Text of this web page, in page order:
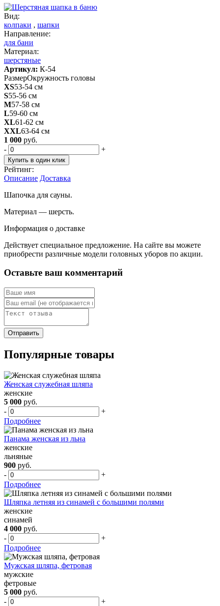
Вид:
колпаки , шапки
Направление:
для бани
Материал:
шерстяные
Артикул: К-54
РазмерОкружность головы
XS53-54 см
S55-56 см
M57-58 см
L59-60 см
XL61-62 см
XXL63-64 см
1 000 руб.
-
+
Купить в один клик
Рейтинг:
Описание Доставка
Шапочка для сауны.
Материал — шерсть.
Информация о доставке
Действует специальное предложение. На сайте вы можете
приобрести различные модели головных уборов по акции.
Оставьте ваш комментарий
Популярные товары
Женская служебная шляпа
женские
5 000 руб.
-
+
Подробнее
Панама женская из льна
женские
льняные
900 руб.
-
+
Подробнее
Шляпка летняя из синамей с большими полями
женские
синамей
4 000 руб.
-
+
Подробнее
Мужская шляпа, фетровая
мужские
фетровые
5 000 руб.
-
+